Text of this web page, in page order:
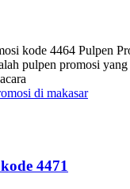
kode 4464 Pulpen
pulpen promosi
4471